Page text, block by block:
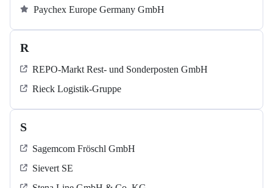
Paychex Europe Germany GmbH
R
REPO-Markt Rest- und Sonderposten GmbH
Rieck Logistik-Gruppe
S
Sagemcom Fröschl GmbH
Sievert SE